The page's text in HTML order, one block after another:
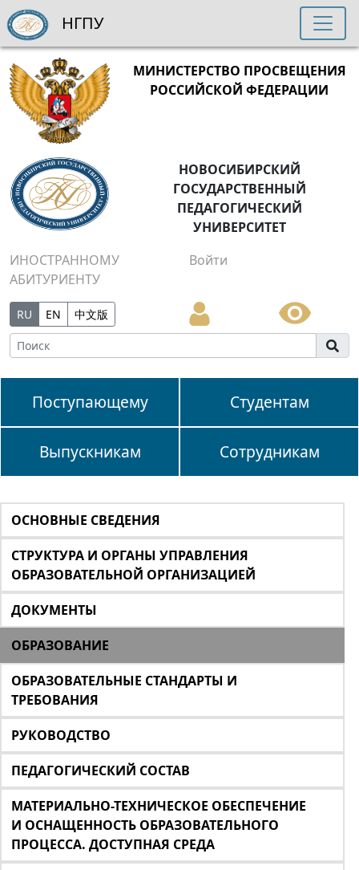
МИНИСТЕРСТВО ПРОСВЕЩЕНИЯ
РОССИЙСКОЙ ФЕДЕРАЦИИ
НОВОСИБИРСКИЙ
ГОСУДАРСТВЕННЫЙ
ПЕДАГОГИЧЕСКИЙ
УНИВЕРСИТЕТ
ИНОСТРАННОМУ
АБИТУРИЕНТУ
Войти
RU EN 中文版
Поступающему Студентам
Выпускникам Сотрудникам
НГПУ
ОСНОВНЫЕ СВЕДЕНИЯ
СТРУКТУРА И ОРГАНЫ УПРАВЛЕНИЯ
ОБРАЗОВАТЕЛЬНОЙ ОРГАНИЗАЦИЕЙ
ДОКУМЕНТЫ
ОБРАЗОВАНИЕ
ОБРАЗОВАТЕЛЬНЫЕ СТАНДАРТЫ И
ТРЕБОВАНИЯ
РУКОВОДСТВО
ПЕДАГОГИЧЕСКИЙ СОСТАВ
МАТЕРИАЛЬНО-ТЕХНИЧЕСКОЕ ОБЕСПЕЧЕНИЕ
И ОСНАЩЕННОСТЬ ОБРАЗОВАТЕЛЬНОГО
ПРОЦЕССА. ДОСТУПНАЯ СРЕДА